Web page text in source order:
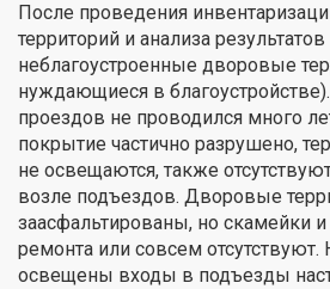
После проведения
территорий и анализа
неблагоустроенные дворовые
нуждающиеся в
проездов не проводился много
покрытие частично разрушено,
не освещаются, также
возле подъездов. Дворовые
заасфальтированы, но скамейки
ремонта или совсем
освещены входы в подъезды